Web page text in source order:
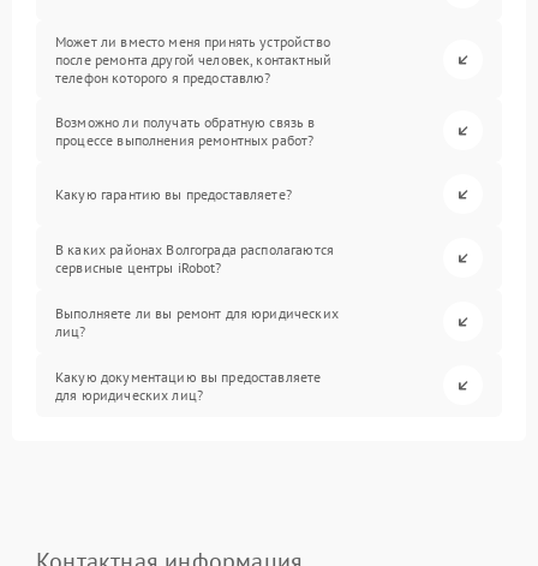
Может ли вместо меня принять устройство
после ремонта другой человек, контактный
телефон которого я предоставлю?
Возможно ли получать обратную связь в
процессе выполнения ремонтных работ?
Какую гарантию вы предоставляете?
В каких районах Волгограда располагаются
сервисные центры iRobot?
Выполняете ли вы ремонт для юридических
лиц?
Какую документацию вы предоставляете
для юридических лиц?